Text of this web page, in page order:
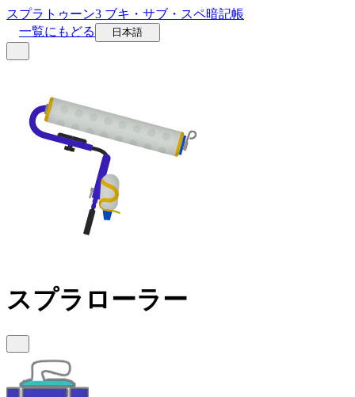
スプラトゥーン3 ブキ・サブ・スペ暗記帳
一覧にもどる
日本語
スプラローラー